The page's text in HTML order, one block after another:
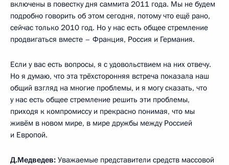
включены в повестку дня саммита 2011 года. Мы не будем
подробно говорить об этом сегодня, потому что ещё рано,
сейчас только 2010 год. Но у нас есть общее стремление
продвигаться вместе – Франция, Россия и Германия.
Если у вас есть вопросы, я с удовольствием на них отвечу.
Но я думаю, что эта трёхсторонняя встреча показала наш
общий взгляд на многие проблемы, и я могу сказать, что
у нас есть общее стремление решить эти проблемы,
приходя к компромиссу и прекрасно понимая, что мы
живём в новом мире, в мире дружбы между Россией
и Европой.
Д.Медведев: Уважаемые представители средств массовой